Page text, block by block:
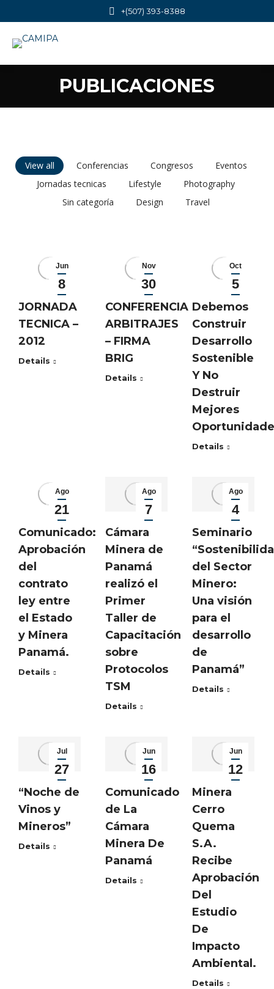
+(507) 393-8388
PUBLICACIONES
You are here:
View all Conferencias Congresos
Eventos
Jornadas tecnicas
Lifestyle
Photography
Sin categoría
Design Travel
Jun
8
2026
JORNADA
TECNICA –
2012
Details
Nov
30
2023
CONFERENCIA
ARBITRAJES
– FIRMA
BRIG
Details
Oct
5
2023
Debemos
Construir
Desarrollo
Sostenible
Y No
Destruir
Mejores
Details
Ago
21
2023
Comunicado:
Aprobación
del
contrato
ley entre
el Estado
y Minera
Panamá.
Details
Ago
7
2023
Cámara
Minera de
Panamá
realizó el
Primer
Taller de
Capacitación
sobre
Protocolos
TSM
Details
Ago
4
2023
Seminario
del Sector
Minero:
Una visión
para el
desarrollo
de
Panamá”
Details
Jul
27
2023
“Noche de
Vinos y
Mineros”
Details
Jun
16
2023
Comunicado
de La
Cámara
Minera De
Panamá
Details
Jun
12
2023
Minera
Cerro
Quema
S.A.
Recibe
Aprobación
Del
Estudio
De
Impacto
Ambiental.
Details